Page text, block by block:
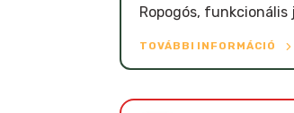
Ropogós,
TOVÁBBI INFORMÁCIÓ